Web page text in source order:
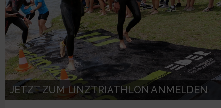
JETZT ZUM LINZTRIATHLON ANMELDEN